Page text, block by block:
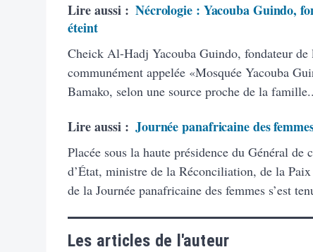
Lire aussi : Nécrologie : Yacouba Guindo,
éteint
Cheick Al-Hadj Yacouba Guindo, fondateur
communément appelée «Mosquée Yacouba
Bamako, selon une source proche de la famille..
Lire aussi : Journée panafricaine des
Placée sous la haute présidence du Général
d’État, ministre de la Réconciliation, de la
de la Journée panafricaine des femmes s’est
Les articles de l'auteur